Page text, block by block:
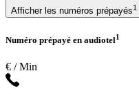
Afficher les numéros prépayés1
Numéro prépayé en audiotel1
€ / Min